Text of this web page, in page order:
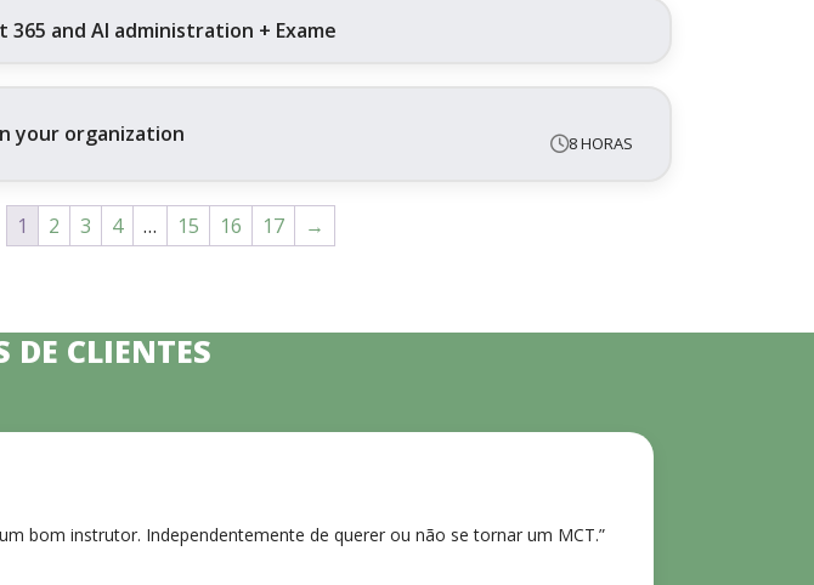
and AI administration + Exame
your organization 8 HORAS
1 2 3 4 … 15 16 17 →
DE CLIENTES
bom instrutor. Independentemente de querer ou não se tornar um MCT.”